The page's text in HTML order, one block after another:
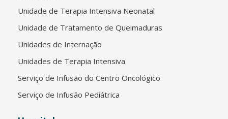
Unidade de Terapia Intensiva Neonatal
Unidade de Tratamento de Queimaduras
Unidades de Internação
Unidades de Terapia Intensiva
Serviço de Infusão do Centro Oncológico
Serviço de Infusão Pediátrica